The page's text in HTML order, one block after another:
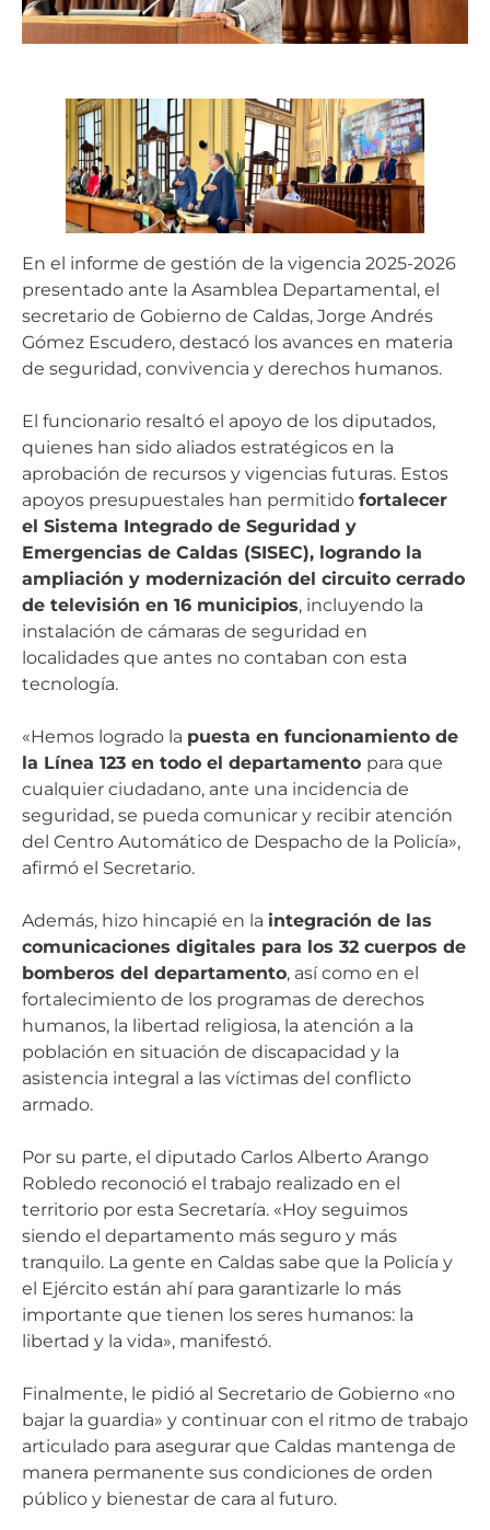
En el informe de gestión de la vigencia 2025-2026
presentado ante la Asamblea Departamental, el
secretario de Gobierno de Caldas, Jorge Andrés
Gómez Escudero, destacó los avances en materia
de seguridad, convivencia y derechos humanos.
El funcionario resaltó el apoyo de los diputados,
quienes han sido aliados estratégicos en la
aprobación de recursos y vigencias futuras. Estos
apoyos presupuestales han permitido fortalecer
el Sistema Integrado de Seguridad y
Emergencias de Caldas (SISEC), logrando la
ampliación y modernización del circuito cerrado
de televisión en 16 municipios, incluyendo la
instalación de cámaras de seguridad en
localidades que antes no contaban con esta
tecnología.
«Hemos logrado la puesta en funcionamiento de
la Línea 123 en todo el departamento para que
cualquier ciudadano, ante una incidencia de
seguridad, se pueda comunicar y recibir atención
del Centro Automático de Despacho de la Policía»,
afirmó el Secretario.
Además, hizo hincapié en la integración de las
comunicaciones digitales para los 32 cuerpos de
bomberos del departamento, así como en el
fortalecimiento de los programas de derechos
humanos, la libertad religiosa, la atención a la
población en situación de discapacidad y la
asistencia integral a las víctimas del conflicto
armado.
Por su parte, el diputado Carlos Alberto Arango
Robledo reconoció el trabajo realizado en el
territorio por esta Secretaría. «Hoy seguimos
siendo el departamento más seguro y más
tranquilo. La gente en Caldas sabe que la Policía y
el Ejército están ahí para garantizarle lo más
importante que tienen los seres humanos: la
libertad y la vida», manifestó.
Finalmente, le pidió al Secretario de Gobierno «no
bajar la guardia» y continuar con el ritmo de trabajo
articulado para asegurar que Caldas mantenga de
manera permanente sus condiciones de orden
público y bienestar de cara al futuro.